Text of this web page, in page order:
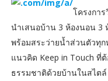
โครงกา
นำเสนอบ้าน 3 ห้องนอน 3
พร้อมสระว่ายน้ำส่วนตัวทุ
แนวคิด Keep in Touch ที่
ธรรมชาติด้วยบ้านในสไตล์